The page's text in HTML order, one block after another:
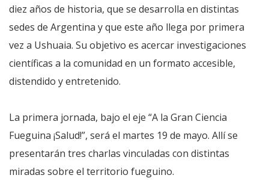
diez años de historia, que se desarrolla en distintas
sedes de Argentina y que este año llega por primera
vez a Ushuaia. Su objetivo es acercar investigaciones
científicas a la comunidad en un formato accesible,
distendido y entretenido.
La primera jornada, bajo el eje “A la Gran Ciencia
Fueguina ¡Salud!”, será el martes 19 de mayo. Allí se
presentarán tres charlas vinculadas con distintas
miradas sobre el territorio fueguino.